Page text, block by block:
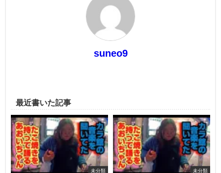
suneo9
最近書いた記事
未分類 未分類